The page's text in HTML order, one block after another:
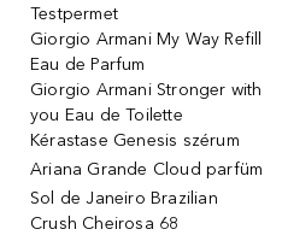
Testpermet
Giorgio Armani My Way Refill
Eau de Parfum
Giorgio Armani Stronger with
you Eau de Toilette
Kérastase Genesis szérum
Ariana Grande Cloud parfüm
Sol de Janeiro Brazilian
Crush Cheirosa 68